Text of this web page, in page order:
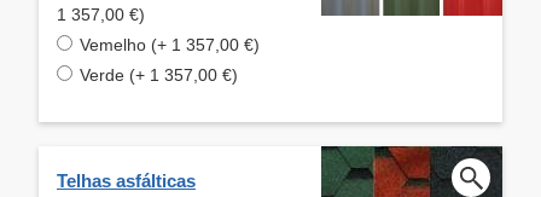
1 357,00 €)
Vemelho (+ 1 357,00 €)
Verde (+ 1 357,00 €)
Telhas asfálticas